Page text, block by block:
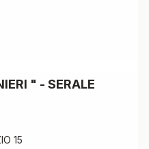
" - SERALE
15